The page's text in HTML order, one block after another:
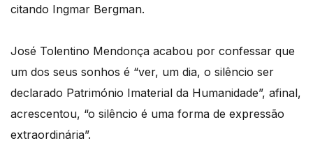
citando Ingmar Bergman.
José Tolentino Mendonça acabou por confessar que
um dos seus sonhos é “ver, um dia, o silêncio ser
declarado Património Imaterial da Humanidade”, afinal,
acrescentou, “o silêncio é uma forma de expressão
extraordinária”.